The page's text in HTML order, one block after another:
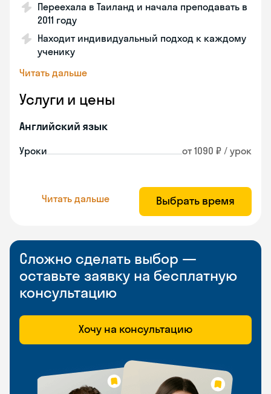
Переехала в Таиланд и начала преподавать в
2011 году
Находит индивидуальный подход к каждому
ученику
Читать дальше
Услуги и цены
Английский язык
Уроки от 1090 ₽ / урок
Читать дальше Выбрать время
Сложно сделать выбор —
оставьте заявку на бесплатную
консультацию
Хочу на консультацию